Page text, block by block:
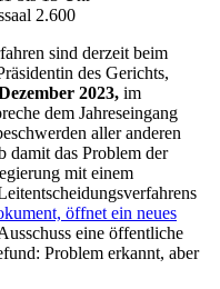
2.600
sind derzeit beim
des Gerichts,
2023, im
dem Jahreseingang
aller anderen
damit das Problem der
mit einem
öffnet ein neues
eine öffentliche
Problem erkannt, aber